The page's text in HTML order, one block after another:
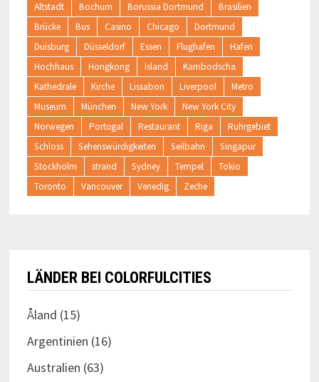
Altstadt Bochum Borussia Dortmund
Brasilien
Brücke
Bus Casino Chicago
Dortmund
Duisburg
Düsseldorf Essen Flughafen
Hafen
Hochhaus
Hongkong Island
Kambodscha
Kathedrale
Kirche Lissabon Liverpool
Metro
Museum
München New York
New York City
Norwegen
Portugal Restaurant Riga
Ruhrgebiet
Schloss
Sehenswürdigkeiten Seilbahn
Singapur
Stockholm
strand Sydney Tempel
Tokio
Toronto
Vancouver Venedig Zeche
LÄNDER BEI COLORFULCITIES
Åland (15)
Argentinien (16)
Australien (63)